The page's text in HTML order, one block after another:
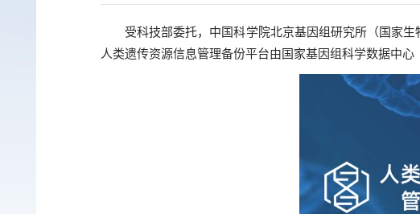
受科技部委托，中国科学院北京基因组研究所（国家生
人类遗传资源信息管理备份平台由国家基因组科学数据中心